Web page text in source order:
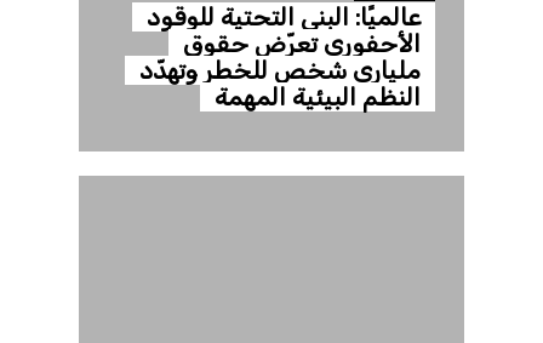
عالميًا: البنى التحتية للوقود
الأحفوري تعرّض حقوق
ملياري شخص للخطر وتهدّد
النظم البيئية المهمة